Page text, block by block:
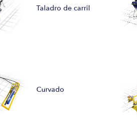
Taladro de carril
Curvado